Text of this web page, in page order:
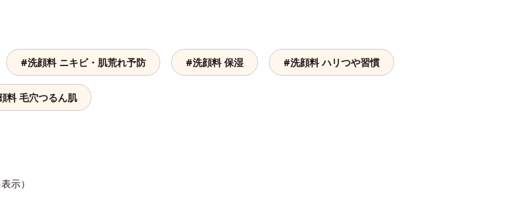
#洗顔料 ニキビ・肌荒れ予防 #洗顔料 保湿 #洗顔料 ハリつや習慣
料 毛穴つるん肌
示）